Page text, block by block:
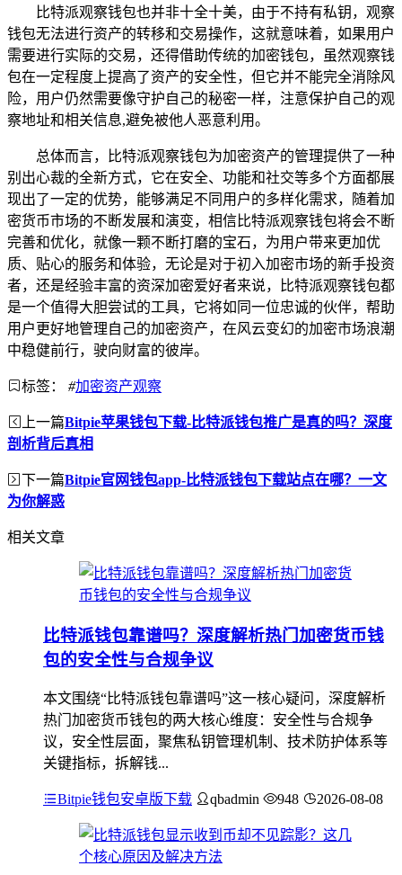
比特派观察钱包也并非十全十美，由于不持有私钥，观察
钱包无法进行资产的转移和交易操作，这就意味着，如果用户
需要进行实际的交易，还得借助传统的加密钱包，虽然观察钱
包在一定程度上提高了资产的安全性，但它并不能完全消除风
险，用户仍然需要像守护自己的秘密一样，注意保护自己的观
察地址和相关信息,避免被他人恶意利用。
总体而言，比特派观察钱包为加密资产的管理提供了一种
别出心裁的全新方式，它在安全、功能和社交等多个方面都展
现出了一定的优势，能够满足不同用户的多样化需求，随着加
密货币市场的不断发展和演变，相信比特派观察钱包将会不断
完善和优化，就像一颗不断打磨的宝石，为用户带来更加优
质、贴心的服务和体验，无论是对于初入加密市场的新手投资
者，还是经验丰富的资深加密爱好者来说，比特派观察钱包都
是一个值得大胆尝试的工具，它将如同一位忠诚的伙伴，帮助
用户更好地管理自己的加密资产，在风云变幻的加密市场浪潮
中稳健前行，驶向财富的彼岸。
标签： #加密资产观察
上一篇Bitpie苹果钱包下载-比特派钱包推广是真的吗？深度
剖析背后真相
下一篇Bitpie官网钱包app-比特派钱包下载站点在哪？一文
为你解惑
相关文章
比特派钱包靠谱吗？深度解析热门加密货币钱
包的安全性与合规争议
本文围绕“比特派钱包靠谱吗”这一核心疑问，深度解析
热门加密货币钱包的两大核心维度：安全性与合规争
议，安全性层面，聚焦私钥管理机制、技术防护体系等
关键指标，拆解钱...
Bitpie钱包安卓版下载 qbadmin 948 2026-08-08